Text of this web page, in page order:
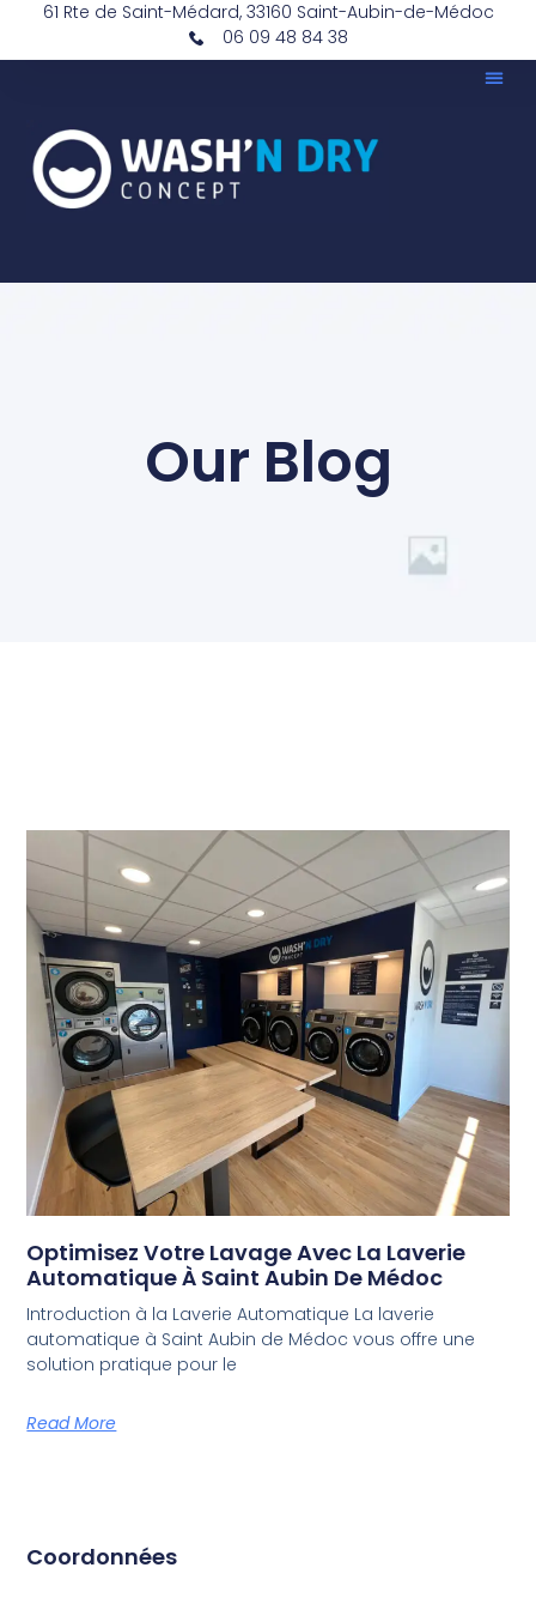
61 Rte de Saint-Médard, 33160 Saint-Aubin-de-Médoc
06 09 48 84 38‬
Our Blog
Optimisez Votre Lavage Avec La Laverie
Automatique À Saint Aubin De Médoc
Introduction à la Laverie Automatique La laverie
automatique à Saint Aubin de Médoc vous offre une
solution pratique pour le
Read More
Coordonnées